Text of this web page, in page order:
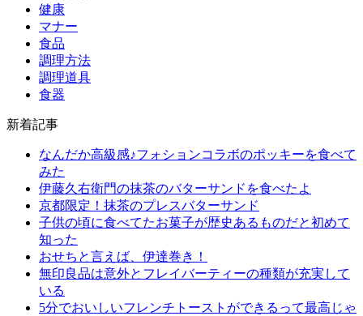
健康
マナー
食品
調理方法
調理道具
食器
新着記事
なんだか高級感♪フォションコラボのポッキーを食べて
みた
伊藤久右衛門の抹茶のバターサンドを食べたよ
京都限定！抹茶のプレスバターサンド
子供の頃に食べてたお菓子が歴史あるものだと初めて
知った
おせちと言えば、伊達巻き！
無印良品は意外とフレイバーティーの種類が充実して
いる
5分でおいしいフレンチトーストができるって最高じゃ